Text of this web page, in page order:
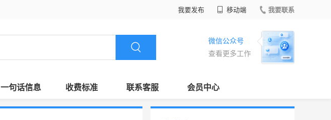
我要发布 移动端 我要联系
微信公众号
查看更多工作
一句话信息 收费标准 联系客服 会员中心